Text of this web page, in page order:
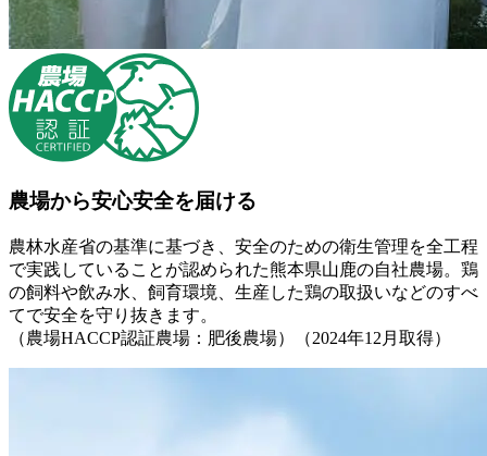
農場から安心安全を届ける
農林水産省の基準に基づき、安全のための衛生管理を全工程
で実践していることが認められた熊本県山鹿の自社農場。鶏
の飼料や飲み水、飼育環境、生産した鶏の取扱いなどのすべ
てで安全を守り抜きます。
（農場HACCP認証農場：肥後農場）（2024年12月取得）